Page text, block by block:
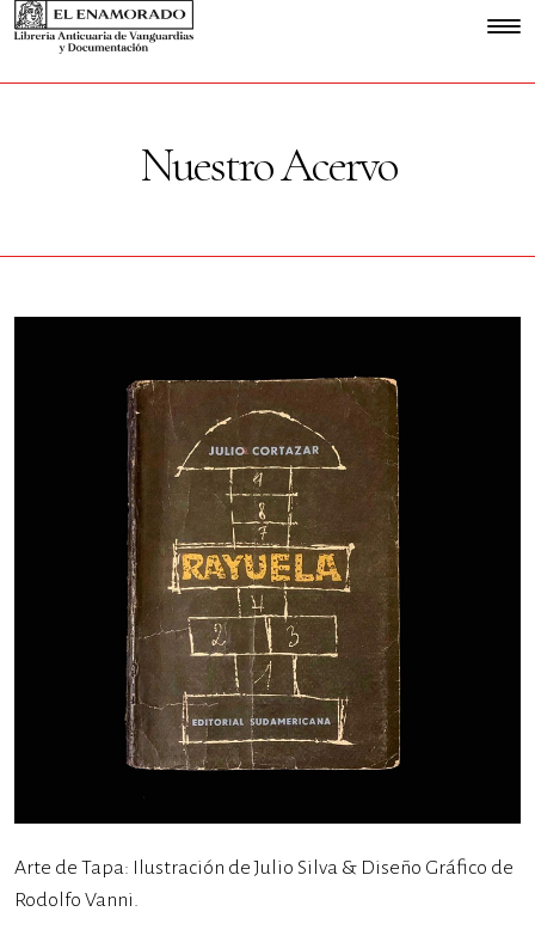
Nuestro Acervo
Arte de Tapa: Ilustración de Julio Silva & Diseño Gráfico de
Rodolfo Vanni.